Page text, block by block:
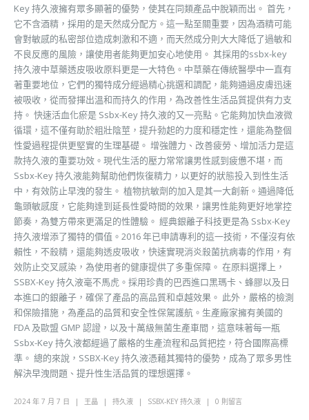
Key 持久液擁有眾多顯著的優勢，使其在同類產品中脫穎而出。 首先，
它不含酒精，採用的是天然成分配方。這一點至關重要，因為酒精可能
會對敏感的私密部位造成刺激和不適，而天然成分則大大降低了過敏和
不良反應的風險，讓使用者能夠更加安心地使用。 其採用的ssbx-key
持久液中草藥透皮吸收原料更是一大特色。中草藥在傳統醫學中一直有
著重要地位，它們的獨特成分經過精心挑選和調配，能夠通過皮膚迅速
被吸收，從而發揮出溫和而持久的作用，為改善性生活品質提供有力支
持。 快速活血化瘀是 Ssbx-Key 持久液的又一亮點。它能夠加快血液微
循環，這不僅有助於粗壯陰莖，提升勃起的力度和穩定性，還能為整個
性愛過程提供更堅實的生理基礎。 增強體力、改善疲勞、增加活力是這
款持久液的重要功效。現代生活的壓力常常讓男性感到疲憊不堪，而
Ssbx-Key 持久液能夠幫助他們恢復精力，以更好的狀態投入到性生活
中，有效防止早洩的發生。 植物抗敏劑的加入是其一大創新。通過降低
龜頭敏感度，它能夠達到延長性愛時間的效果，讓男性能夠更好地掌控
節奏，為雙方帶來更滿足的性體驗。 經典銀離子科技更是為 Ssbx-Key
持久液增添了獨特的價值。2016 年已申請專利的這一技術，不僅沒有依
賴性，不殺精，還能夠透皮吸收，快速實現消炎殺菌抗病毒的作用，有
效防止交叉感染，為使用者的健康提供了多重保障。 在原料選擇上，
SSBX-Key 持久液毫不馬虎。採用珍貴的巴西進口黑瑪卡、蜂膠以及日
本進口的銀離子，確保了產品的高品質和卓越效果。 此外，嚴格的檢測
和保險措施，為產品的品質和安全性保駕護航。生產廠家擁有美國的
FDA 及歐盟 GMP 認證，以及十萬級無菌生產車間，這意味著每一瓶
Ssbx-Key 持久液都經過了嚴格的生產流程和品質把控，符合國際高標
準。 總的來說，SSBX-Key 持久液憑藉其獨特的優勢，成為了眾多男性
解決早洩問題、提升性生活品質的理想選擇。
2024 年 7 月 7 日 王晶 持久液 SSBX-KEY 持久液 0 則留言